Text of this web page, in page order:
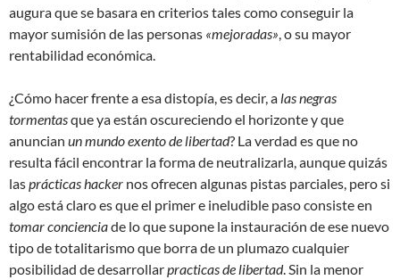
augura que se basara en criterios tales como conseguir la
mayor sumisión de las personas «mejoradas», o su mayor
rentabilidad económica.
¿Cómo hacer frente a esa distopía, es decir, a las negras
tormentasque ya están oscureciendo el horizonte y que
anuncian un mundo exento de libertad? La verdad es que no
resulta fácil encontrar la forma de neutralizarla, aunque quizás
lasprácticas hacker nos ofrecen algunas pistas parciales, pero si
algo está claro es que el primer e ineludible paso consiste en
tomar concienciade lo que supone la instauración de ese nuevo
tipo de totalitarismo que borra de un plumazo cualquier
posibilidad de desarrollarpracticas de libertad. Sin la menor